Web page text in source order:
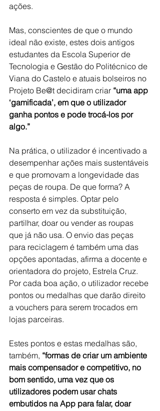
ações.
Mas, conscientes de que o mundo
ideal não existe, estes dois antigos
estudantes da Escola Superior de
Tecnologia e Gestão do Politécnico de
Viana do Castelo e atuais bolseiros no
Projeto Be@t decidiram criar “uma app
‘gamificada’, em que o utilizador
ganha pontos e pode trocá-los por
algo.”
Na prática, o utilizador é incentivado a
desempenhar ações mais sustentáveis
e que promovam a longevidade das
peças de roupa. De que forma? A
resposta é simples. Optar pelo
conserto em vez da substituição,
partilhar, doar ou vender as roupas
que já não usa. O envio das peças
para reciclagem é também uma das
opções apontadas, afirma a docente e
orientadora do projeto, Estrela Cruz.
Por cada boa ação, o utilizador recebe
pontos ou medalhas que darão direito
a vouchers para serem trocados em
lojas parceiras.
Estes pontos e estas medalhas são,
também, “formas de criar um ambiente
mais compensador e competitivo, no
bom sentido, uma vez que os
utilizadores podem usar chats
embutidos na App para falar, doar